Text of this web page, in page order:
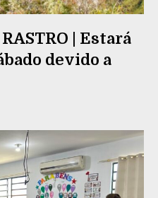
| Estará
devido a